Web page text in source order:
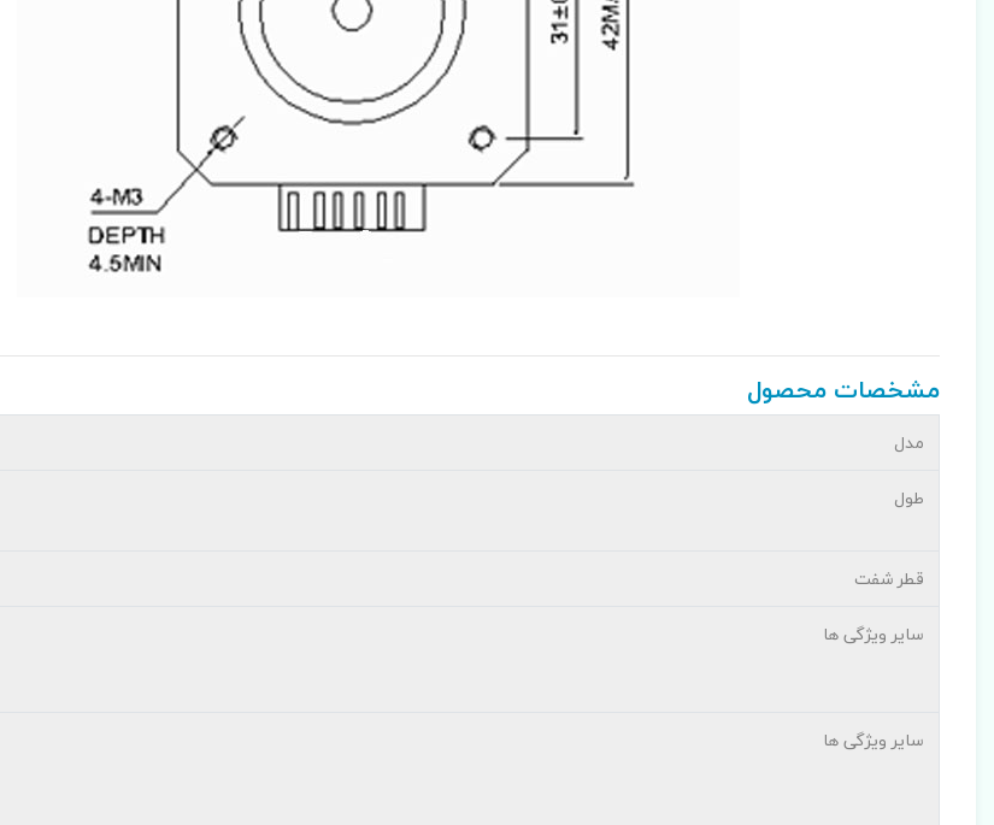
مشخصات محصول
مدل
طول
قطر شفت
سایر ویژگی ها
سایر ویژگی ها